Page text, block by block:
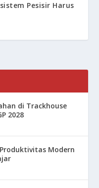
Pesisir Harus
di Trackhouse
2028
Modern